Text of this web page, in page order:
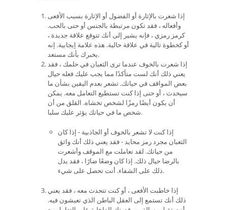
إذا شعرت بالإثارة أو الفضول أو الإثارة بسبب الأفعى
وأفعاله ، فقد تكون مرتبطة بالجنس أو حتى بالحب.
كرمز رمزي ، فإنه يشير إلى أنك تتوقع علاقة جديدة ،
أو كخطوة تالية في علاقة حالية. هذه علامة إيجابية. إنه
يخبرك بأنك مستعد.
إذا شعرت بالخوف عندما ترى الثعبان في حلمك ، فقد
يعني ذلك أنك لست متأكدًا مما يجب عليك فعله حيال
بعض المواقف في حياتك. تشعر بعدم اليقين بشأن ما
سيحدث ، أو حتى إذا كنت تستطيع التعامل معه. يمكن
أن يكون أيضًا رمزًا لشخص تخشاه. القلق من أن
شخص ما في حياتك يؤثر عليك سلبا.
إذا كنت لا تشعر بالخوف أو الجاذبية - إذا كان
الثعبان مجرد رمز محايد - فقد يعني ذلك أنك واثق
من حياتك. لقد تعاملت مع الموقف وأشعرت
بالرضا حيال ذلك. إذا كان وضعًا ضارًا ، فقد يدل
ذلك على الشفاء. أنت تحصل على شيء.
إذا خاطبت الأفعى ، أو كنت تتحدث معه ، فقد يعني
ذلك أنك تستمع إلى العقل الباطن الذي تعيشون فيه.